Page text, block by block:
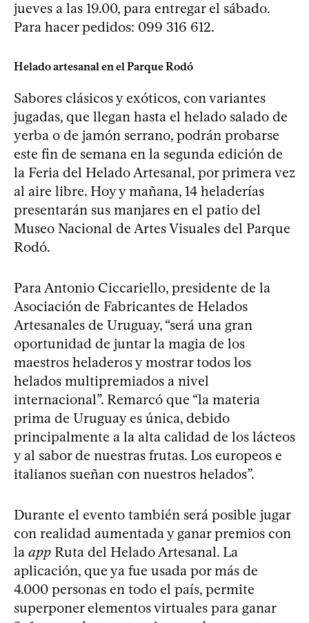
jueves a las 19.00, para entregar el sábado.
Para hacer pedidos: 099 316 612.
Helado artesanal en el Parque Rodó
Sabores clásicos y exóticos, con variantes
jugadas, que llegan hasta el helado salado de
yerba o de jamón serrano, podrán probarse
este fin de semana en la segunda edición de
la Feria del Helado Artesanal, por primera vez
al aire libre. Hoy y mañana, 14 heladerías
presentarán sus manjares en el patio del
Museo Nacional de Artes Visuales del Parque
Rodó.
Para Antonio Ciccariello, presidente de la
Asociación de Fabricantes de Helados
Artesanales de Uruguay, “será una gran
oportunidad de juntar la magia de los
maestros heladeros y mostrar todos los
helados multipremiados a nivel
internacional”. Remarcó que “la materia
prima de Uruguay es única, debido
principalmente a la alta calidad de los lácteos
y al sabor de nuestras frutas. Los europeos e
italianos sueñan con nuestros helados”.
Durante el evento también será posible jugar
con realidad aumentada y ganar premios con
la app Ruta del Helado Artesanal. La
aplicación, que ya fue usada por más de
4.000 personas en todo el país, permite
superponer elementos virtuales para ganar